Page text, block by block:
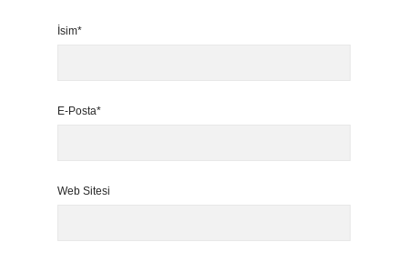
İsim*
E-Posta*
Web Sitesi